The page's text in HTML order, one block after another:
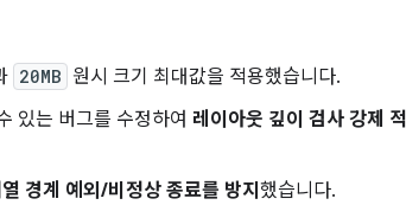
20MB 원시 크기 최대값을 적용했습니다.
있는 버그를 수정하여 레이아웃 깊이 검사 강제 적
경계 예외/비정상 종료를 방지 했습니다.